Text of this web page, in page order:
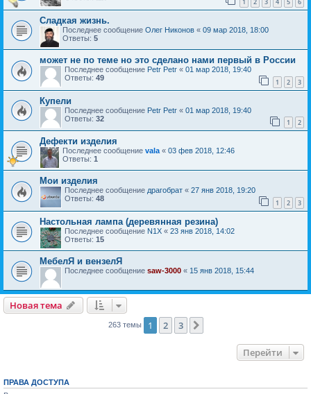
1 2 3 4 5 6
Сладкая жизнь.
Последнее сообщение Олег Никонов « 09 мар 2018, 18:00
Ответы: 5
может не по теме но это сделано нами первый в России
Последнее сообщение Petr Petr « 01 мар 2018, 19:40
Ответы: 49 1 2 3
Купели
Последнее сообщение Petr Petr « 01 мар 2018, 19:40
Ответы: 32 1 2
Дефекти изделия
Последнее сообщение vala « 03 фев 2018, 12:46
Ответы: 1
Мои изделия
Последнее сообщение драгобрат « 27 янв 2018, 19:20
Ответы: 48 1 2 3
Настольная лампа (деревянная резина)
Последнее сообщение N1X « 23 янв 2018, 14:02
Ответы: 15
МебелЯ и вензелЯ
Последнее сообщение saw-3000 « 15 янв 2018, 15:44
Новая тема
263 темы 1 2 3
Перейти
ПРАВА ДОСТУПА